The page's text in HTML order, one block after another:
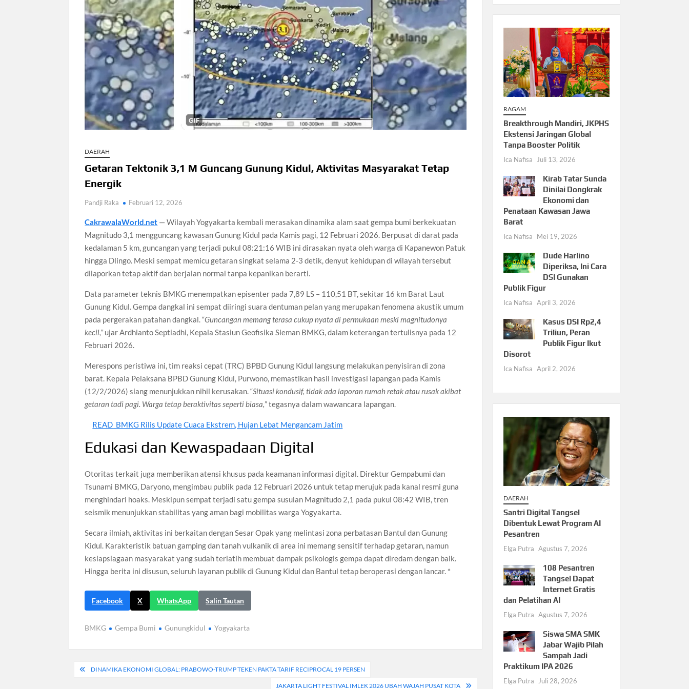
Dokter Ungkap Dampak Padel pada Cedera Kaki 2026
Sidang MK Bahas Tanggung Jawab Maskapai Saat Delay
Box Office Hollywood 2026 Tembus 4 Film Rp18 Triliun
DAERAH
Getaran Tektonik 3,1 M Guncang Gunung Kidul, Aktivitas Masyarakat Tetap
Energik
Pandji Raka Februari 12, 2026
CakrawalaWorld.net — Wilayah Yogyakarta kembali merasakan dinamika alam saat gempa bumi berkekuatan
Magnitudo 3,1 mengguncang kawasan Gunung Kidul pada Kamis pagi, 12 Februari 2026. Berpusat di darat pada
kedalaman 5 km, guncangan yang terjadi pukul 08:21:16 WIB ini dirasakan nyata oleh warga di Kapanewon Patuk
hingga Dlingo. Meski sempat memicu getaran singkat selama 2-3 detik, denyut kehidupan di wilayah tersebut
dilaporkan tetap aktif dan berjalan normal tanpa kepanikan berarti.
Data parameter teknis BMKG menempatkan episenter pada 7,89 LS – 110,51 BT, sekitar 16 km Barat Laut
Gunung Kidul. Gempa dangkal ini sempat diiringi suara dentuman pelan yang merupakan fenomena akustik umum
pada pergerakan patahan dangkal. “Guncangan memang terasa cukup nyata di permukaan meski magnitudonya
kecil,” ujar Ardhianto Septiadhi, Kepala Stasiun Geofisika Sleman BMKG, dalam keterangan tertulisnya pada 12
Februari 2026.
Merespons peristiwa ini, tim reaksi cepat (TRC) BPBD Gunung Kidul langsung melakukan penyisiran di zona
barat. Kepala Pelaksana BPBD Gunung Kidul, Purwono, memastikan hasil investigasi lapangan pada Kamis
(12/2/2026) siang menunjukkan nihil kerusakan. “Situasi kondusif, tidak ada laporan rumah retak atau rusak akibat
getaran tadi pagi. Warga tetap beraktivitas seperti biasa,” tegasnya dalam wawancara lapangan.
READ BMKG Rilis Update Cuaca Ekstrem, Hujan Lebat Mengancam Jatim
Edukasi dan Kewaspadaan Digital
Otoritas terkait juga memberikan atensi khusus pada keamanan informasi digital. Direktur Gempabumi dan
Tsunami BMKG, Daryono, mengimbau publik pada 12 Februari 2026 untuk tetap merujuk pada kanal resmi guna
menghindari hoaks. Meskipun sempat terjadi satu gempa susulan Magnitudo 2,1 pada pukul 08:42 WIB, tren
seismik menunjukkan stabilitas yang aman bagi mobilitas warga Yogyakarta.
Secara ilmiah, aktivitas ini berkaitan dengan Sesar Opak yang melintasi zona perbatasan Bantul dan Gunung
Kidul. Karakteristik batuan gamping dan tanah vulkanik di area ini memang sensitif terhadap getaran, namun
kesiapsiagaan masyarakat yang sudah terlatih membuat dampak psikologis gempa dapat diredam dengan baik.
Hingga berita ini disusun, seluruh layanan publik di Gunung Kidul dan Bantul tetap beroperasi dengan lancar. *
Facebook X WhatsApp Salin Tautan
BMKG Gempa Bumi Gunungkidul Yogyakarta
Navigasi
DINAMIKA EKONOMI GLOBAL: PRABOWO-TRUMP TEKEN PAKTA TARIF RECIPROCAL 19 PERSEN
JAKARTA LIGHT FESTIVAL IMLEK 2026 UBAH WAJAH PUSAT KOTA
RAGAM
Breakthrough Mandiri, JKPHS
Ekstensi Jaringan Global
Tanpa Booster Politik
Ica Nafisa Juli 13, 2026
Kirab Tatar Sunda
Dinilai Dongkrak
Ekonomi dan
Penataan Kawasan Jawa
Barat
Ica Nafisa Mei 19, 2026
Dude Harlino
Diperiksa, Ini Cara
DSI Gunakan
Publik Figur
Ica Nafisa April 3, 2026
Kasus DSI Rp2,4
Triliun, Peran
Publik Figur Ikut
Disorot
Ica Nafisa April 2, 2026
DAERAH
Santri Digital Tangsel
Dibentuk Lewat Program AI
Pesantren
Elga Putra Agustus 7, 2026
108 Pesantren
Tangsel Dapat
Internet Gratis
dan Pelatihan AI
Elga Putra Agustus 7, 2026
Siswa SMA SMK
Jabar Wajib Pilah
Sampah Jadi
Praktikum IPA 2026
Elga Putra Juli 28, 2026